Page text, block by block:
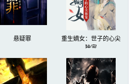
悬疑罪
重生嫡女：世子的心尖
独宠